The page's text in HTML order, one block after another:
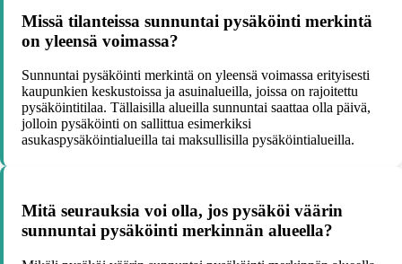
Missä tilanteissa sunnuntai pysäköinti merkintä
on yleensä voimassa?
Sunnuntai pysäköinti merkintä on yleensä voimassa erityisesti
kaupunkien keskustoissa ja asuinalueilla, joissa on rajoitettu
pysäköintitilaa. Tällaisilla alueilla sunnuntai saattaa olla päivä,
jolloin pysäköinti on sallittua esimerkiksi
asukaspysäköintialueilla tai maksullisilla pysäköintialueilla.
Mitä seurauksia voi olla, jos pysäköi väärin
sunnuntai pysäköinti merkinnän alueella?